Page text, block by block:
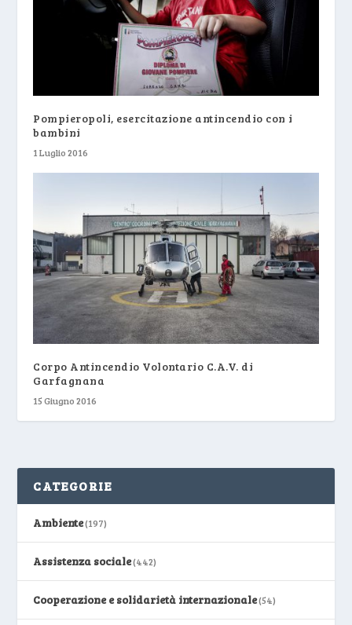
Pompieropoli, esercitazione antincendio con i
bambini
1 Luglio 2016
Corpo Antincendio Volontario C.A.V. di
Garfagnana
15 Giugno 2016
CATEGORIE
Ambiente(197)
Assistenza sociale(442)
Cooperazione e solidarietà internazionale(54)